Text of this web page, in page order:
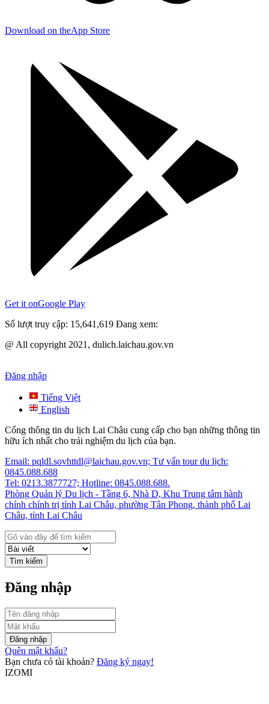
Download on theApp Store
Get it onGoogle Play
Số lượt truy cập: 15,641,619 Đang xem:
@ All copyright 2021, dulich.laichau.gov.vn
Đăng nhập
Tiếng Việt
English
Cổng thông tin du lịch Lai Châu cung cấp cho bạn những thông tin
hữu ích nhất cho trải nghiệm du lịch của bạn.
Email: pqldl.sovhttdl@laichau.gov.vn; Tư vấn tour du lịch:
0845.088.688
Tel: 0213.3877727; Hotline: 0845.088.688.
Phòng Quản lý Du lịch - Tầng 6, Nhà D, Khu Trung tâm hành
chính chính trị tỉnh Lai Châu, phường Tân Phong, thành phố Lai
Châu, tỉnh Lai Châu
Tìm kiếm
Đăng nhập
Đăng nhập
Quên mật khẩu?
Bạn chưa có tài khoản? Đăng ký ngay!
IZOMI